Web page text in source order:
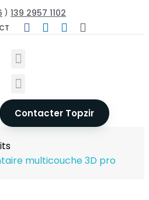
) 139 2957 1102
Contacter Topzir
multicouche 3D pro